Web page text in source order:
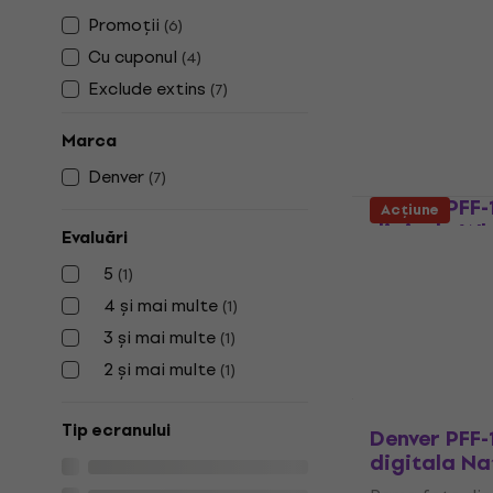
Promoții (6)
Cu cuponul (4)
Exclude extins (7)
Marca
Denver (7)
Evaluări
5 (1)
4 și mai multe (1)
3 și mai multe (1)
2 și mai multe (1)
Tip ecranului
Denver
digitala
Acțiune
Denver
digitala